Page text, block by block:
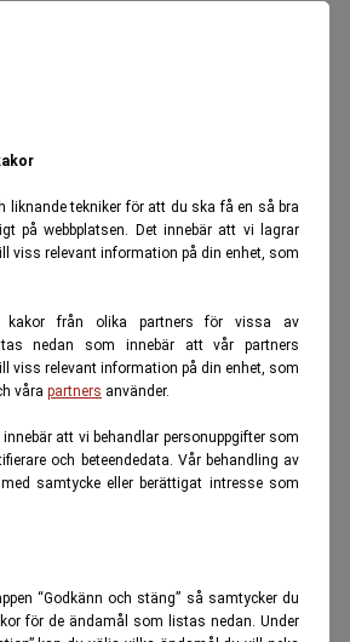
liknande tekniker för att du ska få en så bra
på webbplatsen. Det innebär att vi lagrar
viss relevant information på din enhet, som
kakor från olika partners för vissa av
nedan som innebär att vår partners
viss relevant information på din enhet, som
våra partners använder.
att vi behandlar personuppgifter som
och beteendedata. Vår behandling av
samtycke eller berättigat intresse som
“Godkänn och stäng” så samtycker du
för de ändamål som listas nedan. Under